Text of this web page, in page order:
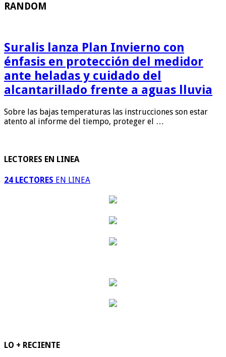
RANDOM
Suralis lanza Plan Invierno con
énfasis en protección del medidor
ante heladas y cuidado del
alcantarillado frente a aguas lluvia
Sobre las bajas temperaturas las instrucciones son estar
atento al informe del tiempo, proteger el …
LECTORES EN LINEA
24 LECTORES EN LINEA
LO + RECIENTE